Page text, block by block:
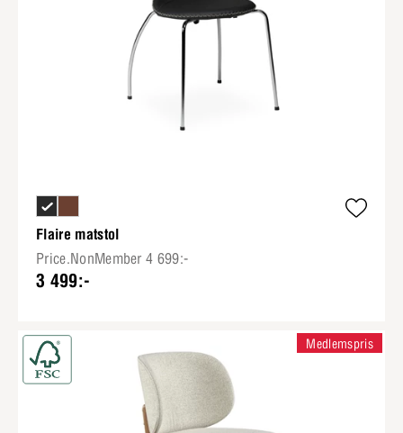
Flaire matstol
Price.NonMember 4 699:-
3 499:-
Medlemspris